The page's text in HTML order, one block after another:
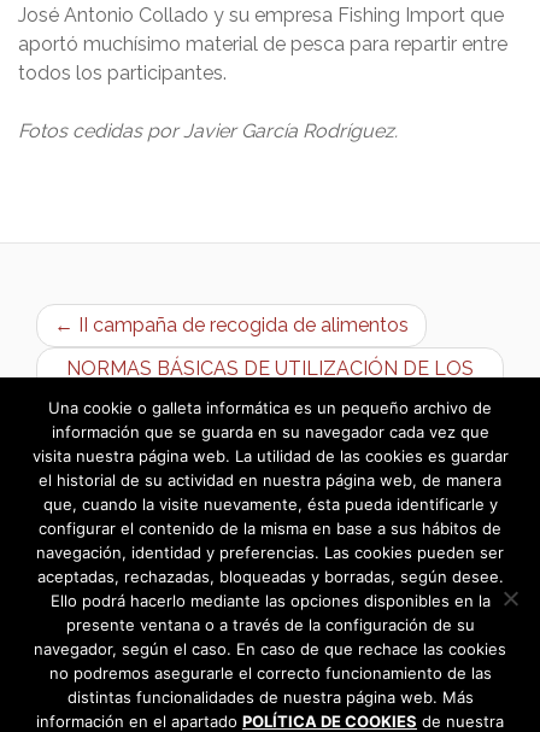
José Antonio Collado y su empresa Fishing Import que
aportó muchísimo material de pesca para repartir entre
todos los participantes.
Fotos cedidas por Javier García Rodríguez.
← II campaña de recogida de alimentos
NORMAS BÁSICAS DE UTILIZACIÓN DE LOS
CONTENEDORES DE RESIDUOS →
Una cookie o galleta informática es un pequeño archivo de
información que se guarda en su navegador cada vez que
visita nuestra página web. La utilidad de las cookies es guardar
el historial de su actividad en nuestra página web, de manera
que, cuando la visite nuevamente, ésta pueda identificarle y
configurar el contenido de la misma en base a sus hábitos de
navegación, identidad y preferencias. Las cookies pueden ser
aceptadas, rechazadas, bloqueadas y borradas, según desee.
Ello podrá hacerlo mediante las opciones disponibles en la
presente ventana o a través de la configuración de su
navegador, según el caso. En caso de que rechace las cookies
no podremos asegurarle el correcto funcionamiento de las
distintas funcionalidades de nuestra página web. Más
información en el apartado POLÍTICA DE COOKIES de nuestra